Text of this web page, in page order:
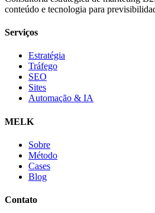
conteúdo e tecnologia para
Serviços
Estratégia
Tráfego
SEO
Sites
Automação & IA
MELK
Sobre
Método
Cases
Blog
Contato